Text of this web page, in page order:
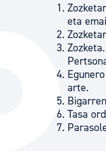
eta
arte.
Tasa